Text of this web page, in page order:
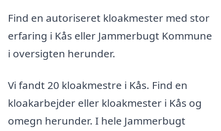
Find en autoriseret kloakmester med stor
erfaring i Kås eller Jammerbugt Kommune
i oversigten herunder.
Vi fandt 20 kloakmestre i Kås. Find en
kloakarbejder eller kloakmester i Kås og
omegn herunder. I hele Jammerbugt